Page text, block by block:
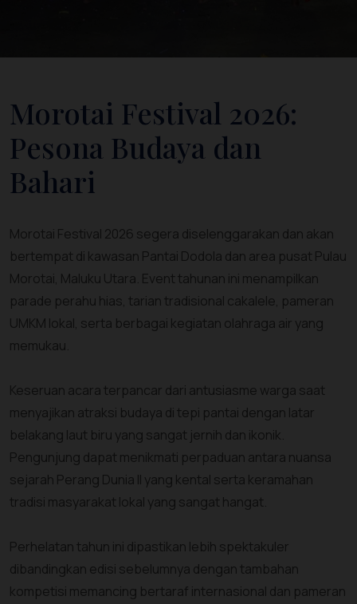
Morotai Festival 2026:
Pesona Budaya dan
Bahari
Morotai Festival 2026 segera diselenggarakan dan akan
bertempat di kawasan Pantai Dodola dan area pusat Pulau
Morotai, Maluku Utara. Event tahunan ini menampilkan
parade perahu hias, tarian tradisional cakalele, pameran
UMKM lokal, serta berbagai kegiatan olahraga air yang
memukau.
Keseruan acara terpancar dari antusiasme warga saat
menyajikan atraksi budaya di tepi pantai dengan latar
belakang laut biru yang sangat jernih dan ikonik.
Pengunjung dapat menikmati perpaduan antara nuansa
sejarah Perang Dunia II yang kental serta keramahan
tradisi masyarakat lokal yang sangat hangat.
Perhelatan tahun ini dipastikan lebih spektakuler
dibandingkan edisi sebelumnya dengan tambahan
kompetisi memancing bertaraf internasional dan pameran